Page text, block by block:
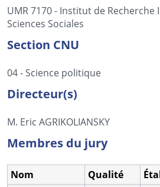
UMR 7170 - Institut de
Sciences Sociales
Section CNU
04 - Science politique
Directeur(s)
M. Eric AGRIKOLIANSKY
Membres du jury
Nom Qualité